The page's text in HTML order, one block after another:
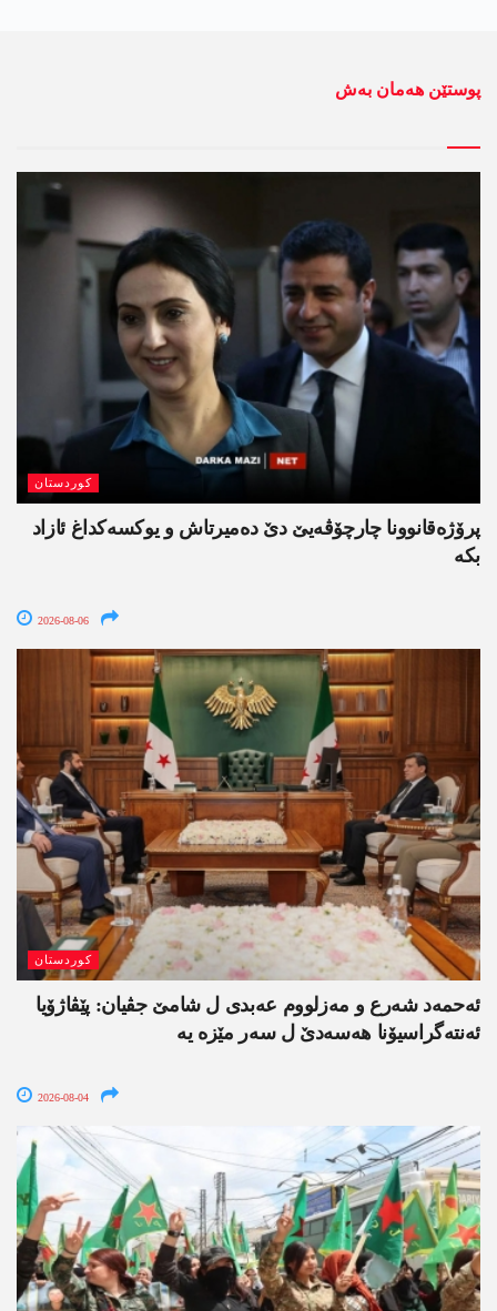
پوستێن ھەمان بەش
کوردستان
پرۆژەقانوونا چارچۆڤەیێ دێ دەمیرتاش و یوکسەکداغ ئازاد
بکە
2026-08-06
کوردستان
ئەحمەد شەرع و مەزلووم عەبدی ل شامێ جڤیان: پێڤاژۆیا
ئەنتەگراسیۆنا ھەسەدێ ل سەر مێزە یە
2026-08-04